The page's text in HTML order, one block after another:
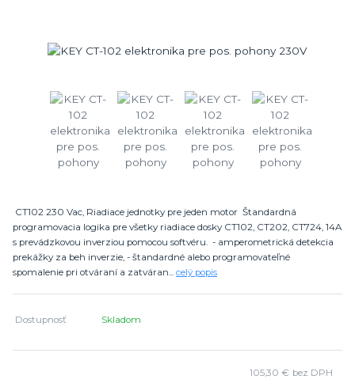
CT102 230 Vac, Riadiace jednotky pre jeden motor Štandardná
programovacia logika pre všetky riadiace dosky CT102, CT202, CT724, 14A
s prevádzkovou inverziou pomocou softvéru. - amperometrická detekcia
prekážky za beh inverzie, - štandardné alebo programovateľné
spomalenie pri otváraní a zatváran... celý popis
Dostupnosť Skladom
105,30 € bez DPH